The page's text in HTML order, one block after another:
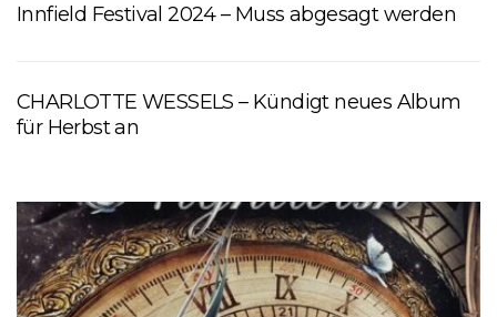
Innfield Festival 2024 – Muss abgesagt werden
CHARLOTTE WESSELS – Kündigt neues Album
für Herbst an